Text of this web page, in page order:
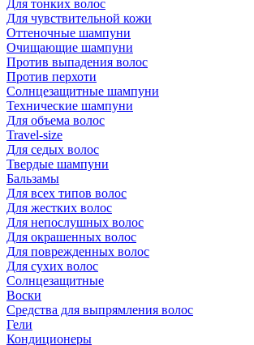
Для тонких волос
Для чувствительной кожи
Оттеночные шампуни
Очищающие шампуни
Против выпадения волос
Против перхоти
Солнцезащитные шампуни
Технические шампуни
Для объема волос
Travel-size
Для седых волос
Твердые шампуни
Бальзамы
Для всех типов волос
Для жестких волос
Для непослушных волос
Для окрашенных волос
Для поврежденных волос
Для сухих волос
Солнцезащитные
Воски
Средства для выпрямления волос
Гели
Кондиционеры